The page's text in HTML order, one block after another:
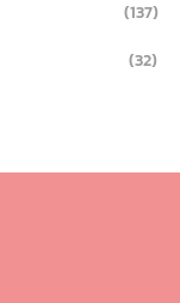
(137)
(32)